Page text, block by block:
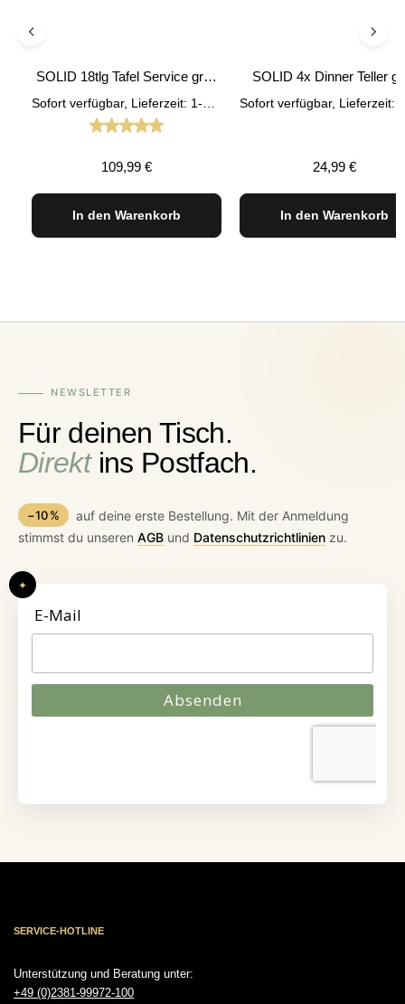
SOLID 18tlg Tafel Service grau
Durchschnittliche Bewertung von 5 von 5
Regulärer Preis:
109,99 €
In den Warenkorb
SOLID 4x Dinner Teller
Regulärer
24,99 €
In den Warenkorb
NEWSLETTER
Für deinen Tisch.
Direktins Postfach.
−10 %
auf deine erste Bestellung. Mit der Anmeldung
stimmst du unseren AGB und Datenschutzrichtlinien zu.
SERVICE-HOTLINE
Unterstützung und Beratung unter:
+49 (0)2381-99972-100